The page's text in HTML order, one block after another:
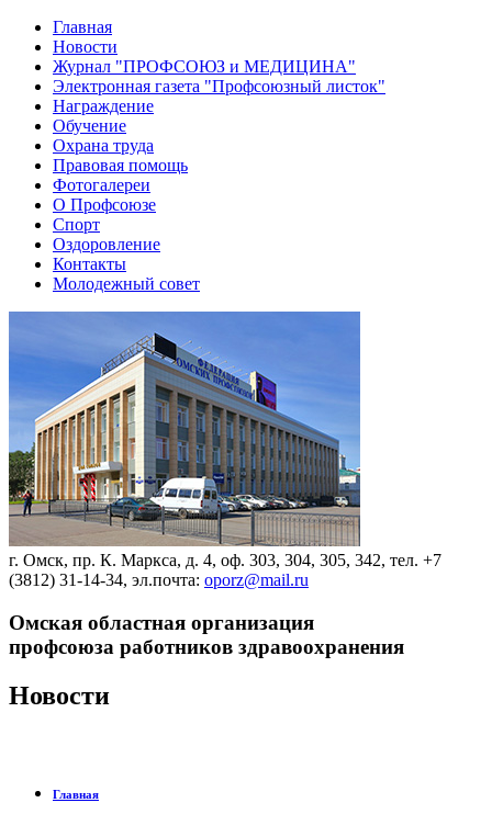
Главная
Новости
Журнал "ПРОФСОЮЗ и МЕДИЦИНА"
Электронная газета "Профсоюзный листок"
Награждение
Обучение
Охрана труда
Правовая помощь
Фотогалереи
О Профсоюзе
Спорт
Оздоровление
Контакты
Молодежный совет
г. Омск, пр. К. Маркса, д. 4, оф. 303, 304, 305, 342, тел. +7
(3812) 31-14-34, эл.почта: oporz@mail.ru
Омская областная организация
профсоюза работников здравоохранения
Новости
Главная